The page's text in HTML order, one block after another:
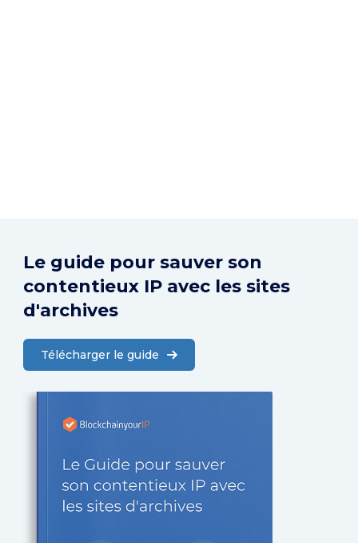
Le guide pour sauver son
contentieux IP avec les sites
d'archives
Télécharger le guide